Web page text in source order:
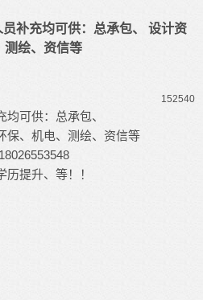
补充均可供：总承包、 设计资
测绘、资信等
152540
可供：总承包、
保、机电、测绘、资信等
提升、等！！